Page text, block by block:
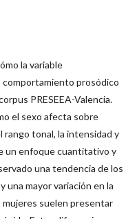
la variable
prosódico
PRESEEA-Valencia.
el sexo afecta sobre
rango tonal, la intensidad y
un enfoque cuantitativo y
una tendencia de los
una mayor variación en la
mujeres suelen presentar